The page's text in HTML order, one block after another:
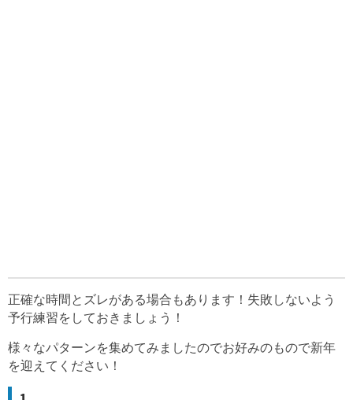
正確な時間とズレがある場合もあります！失敗しないよう
予行練習をしておきましょう！
様々なパターンを集めてみましたのでお好みのもので新年
を迎えてください！